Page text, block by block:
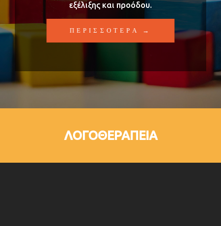
εξέλιξης και προόδου.
ΠΕΡΙΣΣΟΤΕΡΑ →
ΛΟΓΟΘΕΡΑΠΕΙΑ